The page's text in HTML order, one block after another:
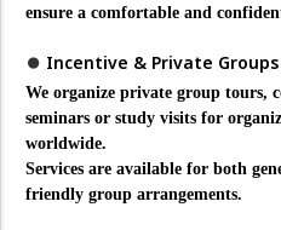
ensure a comfortable and
⏺︎ Incentive & Private Groups
We organize private group tours,
seminars or study visits for
worldwide.
Services are available for both
friendly group arrangements.